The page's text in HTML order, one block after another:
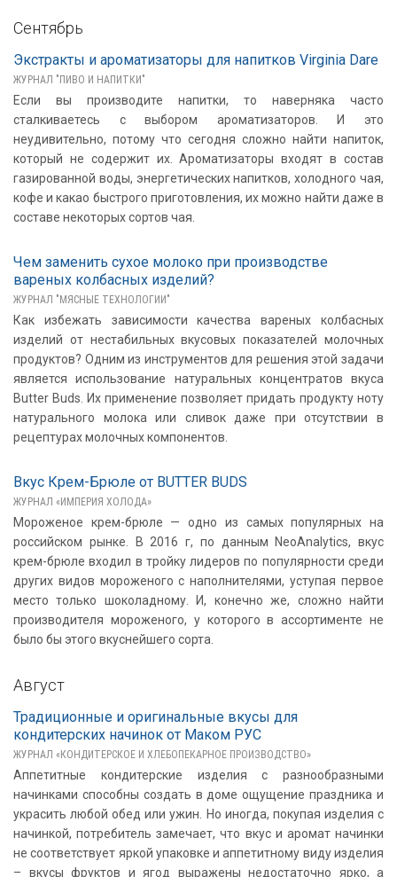
Сентябрь
Экстракты и ароматизаторы для напитков Virginia Dare
ЖУРНАЛ "ПИВО И НАПИТКИ"
Если вы производите напитки, то наверняка часто
сталкиваетесь с выбором ароматизаторов. И это
неудивительно, потому что сегодня сложно найти напиток,
который не содержит их. Ароматизаторы входят в состав
газированной воды, энергетических напитков, холодного чая,
кофе и какао быстрого приготовления, их можно найти даже в
составе некоторых сортов чая.
Чем заменить сухое молоко при производстве
вареных колбасных изделий?
ЖУРНАЛ "МЯСНЫЕ ТЕХНОЛОГИИ"
Как избежать зависимости качества вареных колбасных
изделий от нестабильных вкусовых показателей молочных
продуктов? Одним из инструментов для решения этой задачи
является использование натуральных концентратов вкуса
Butter Buds. Их применение позволяет придать продукту ноту
натурального молока или сливок даже при отсутствии в
рецептурах молочных компонентов.
Вкус Крем-Брюле от BUTTER BUDS
ЖУРНАЛ «ИМПЕРИЯ ХОЛОДА»
Мороженое крем-брюле — одно из самых популярных на
российском рынке. В 2016 г, по данным NeoAnalytics, вкус
крем-брюле входил в тройку лидеров по популярности среди
других видов мороженого с наполнителями, уступая первое
место только шоколадному. И, конечно же, сложно найти
производителя мороженого, у которого в ассортименте не
было бы этого вкуснейшего сорта.
Август
Традиционные и оригинальные вкусы для
кондитерских начинок от Маком РУС
ЖУРНАЛ «КОНДИТЕРСКОЕ И ХЛЕБОПЕКАРНОЕ ПРОИЗВОДСТВО»
Аппетитные кондитерские изделия с разнообразными
начинками способны создать в доме ощущение праздника и
украсить любой обед или ужин. Но иногда, покупая изделия с
начинкой, потребитель замечает, что вкус и аромат начинки
не соответствует яркой упаковке и аппетитному виду изделия
– вкусы фруктов и ягод выражены недостаточно ярко, а